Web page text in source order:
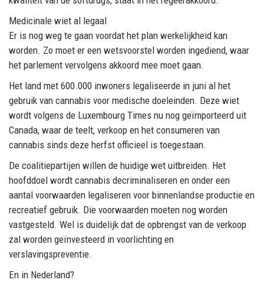
Medicinale wiet al legaal
Er is nog weg te gaan voordat het plan werkelijkheid kan
worden. Zo moet er een wetsvoorstel worden ingediend, waar
het parlement vervolgens akkoord mee moet gaan.
Het land met 600.000 inwoners legaliseerde in juni al het
gebruik van cannabis voor medische doeleinden. Deze wiet
wordt volgens de Luxembourg Times nu nog geïmporteerd uit
Canada, waar de teelt, verkoop en het consumeren van
cannabis sinds deze herfst officieel is toegestaan.
De coalitiepartijen willen de huidige wet uitbreiden. Het
hoofddoel wordt cannabis decriminaliseren en onder een
aantal voorwaarden legaliseren voor binnenlandse productie en
recreatief gebruik. Die voorwaarden moeten nog worden
vastgesteld. Wel is duidelijk dat de opbrengst van de verkoop
zal worden geïnvesteerd in voorlichting en
verslavingspreventie.
En in Nederland?